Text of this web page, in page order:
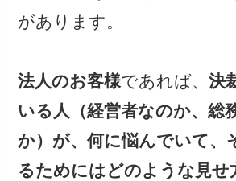
があります。
法人のお客様であれば、決
いる人（経営者なのか、総
か）が、何に悩んでいて、
るためにはどのような見せ